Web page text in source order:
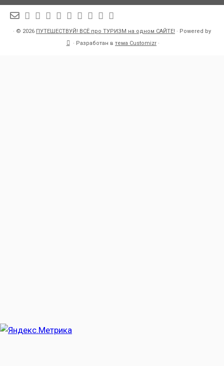
· © 2026 ПУТЕШЕСТВУЙ! ВСЁ про ТУРИЗМ на одном САЙТЕ! · Powered by
· Разработан в тема Customizr ·